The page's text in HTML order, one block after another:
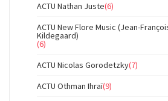
ACTU Nathan Juste(6)
ACTU New Flore Music (Jean-
Kildegaard)
(6)
ACTU Nicolas Gorodetzky(7)
ACTU Othman Ihraï(9)